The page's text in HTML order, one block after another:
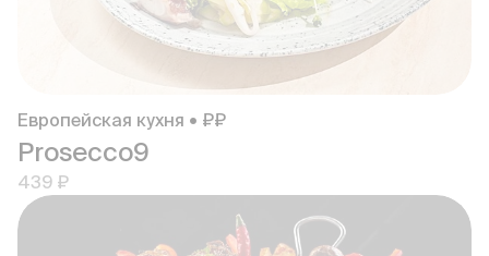
Европейская кухня • ₽₽
Prosecco9
439 ₽